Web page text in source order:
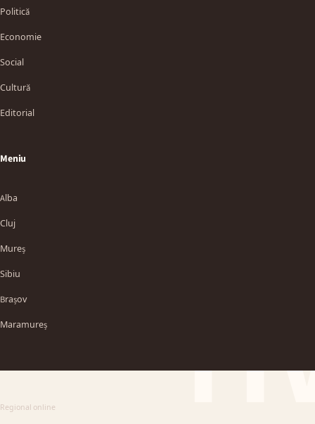
Politică
Economie
Social
Cultură
Editorial
Meniu
Alba
Cluj
Mureș
Sibiu
Brașov
Maramureș
Regional online